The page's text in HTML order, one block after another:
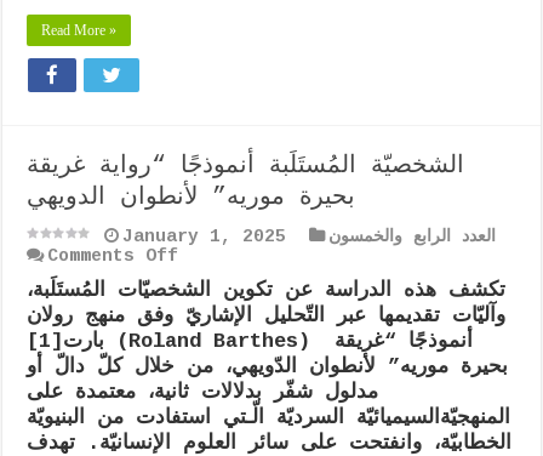
Read More »
الشخصيّة المُستَلَبة أنموذجًا “رواية غريقة
بحيرة موريه” لأنطوان الدويهي
January 1, 2025
العدد الرابع والخمسون
Comments Off
الشخصيّة
المُستَلَبة
أنموذجًا
“رواية
بحيرة
موريه”
لأنطوان
الدويهي
تكشف هذه الدراسة عن تكوين الشخصيّات المُستَلَبة،
وآليّات تقديمها عبر التّحليل الإشاريّ وفق منهج رولان
بارت[1] (Roland Barthes) أنموذجًا “غريقة
بحيرة موريه” لأنطوان الدّويهي، من خلال كلّ دالّ أو
مدلول شفّر بدلالات ثانية، معتمدة على
المنهجيّةالسيميائيّة السرديّة الّـتي استفادت من البنيويّة
الخطابيّة، وانفتحت على سائر العلوم الإنسانيّة. تهدف